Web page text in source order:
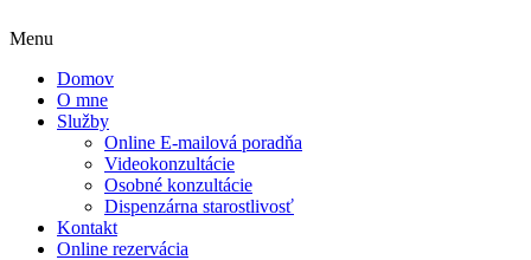
Menu
Domov
O mne
Služby
Online E-mailová poradňa
Videokonzultácie
Osobné konzultácie
Dispenzárna starostlivosť
Kontakt
Online rezervácia